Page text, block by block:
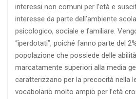
interessi non comuni per l’età e
interesse da parte dell’ambiente
psicologico, sociale e familiare.
“iperdotati”, poiché fanno parte del
popolazione che possiede delle
marcatamente superiori alla media
caratterizzano per la precocità nella
vocabolario molto ampio per l’età